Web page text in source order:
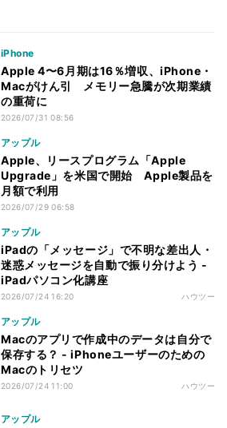
iPhone
Apple 4〜6月期は16％増収、iPhone・
Macがけん引 メモリー急騰が次期業績
の重荷に
2026/07/31 08:56
アップル
Apple、リースプログラム「Apple
Upgrade」を米国で開始 Apple製品を
月額で利用
2026/07/29 06:58
アップル
iPadの「メッセージ」で不明な差出人・
迷惑メッセージを自動で振り分けよう -
iPadパソコン化講座
2026/07/24 16:20 ハウツー
アップル
Macのアプリで作成中のデータは自分で
保存する？ - iPhoneユーザーのための
Macのトリセツ
2026/07/24 11:00 ハウツー
アップル